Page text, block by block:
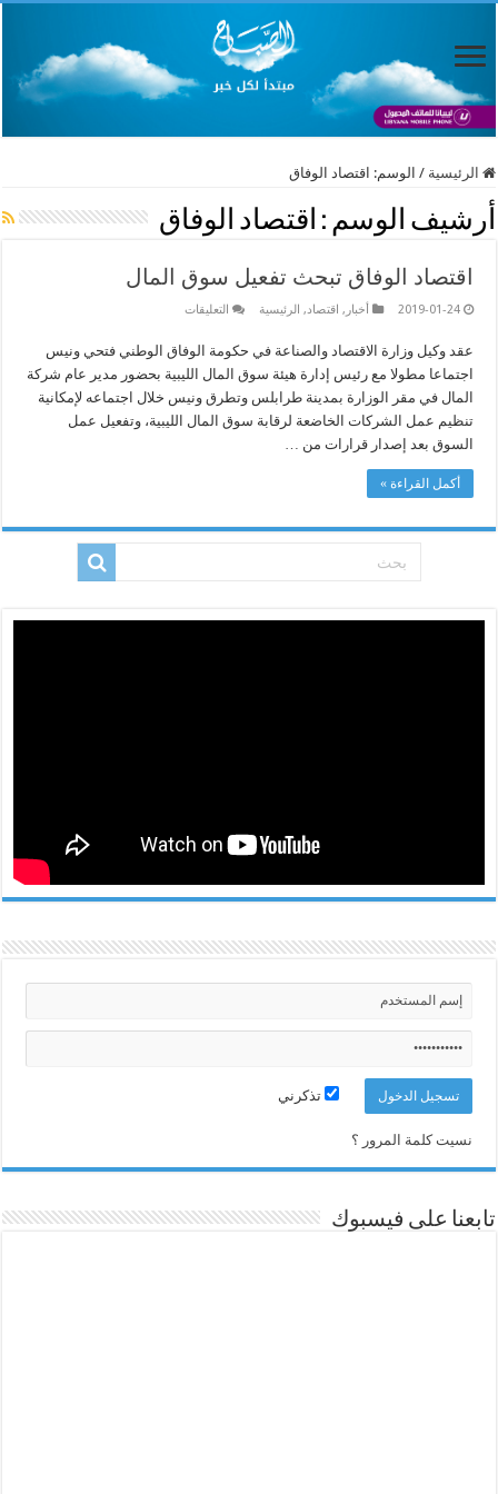
الرئيسية / الوسم: اقتصاد الوفاق
أرشيف الوسم : اقتصاد الوفاق
اقتصاد الوفاق تبحث تفعيل سوق المال
2019-01-24 أخبار , اقتصاد, الرئيسية التعليقات
تبحث
سوق
المال
مغلقة
عقد وكيل وزارة الاقتصاد والصناعة في حكومة الوفاق الوطني فتحي ونيس
اجتماعا مطولا مع رئيس إدارة هيئة سوق المال الليبية بحضور مدير عام شركة
المال في مقر الوزارة بمدينة طرابلس وتطرق ونيس خلال اجتماعه لإمكانية
تنظيم عمل الشركات الخاضعة لرقابة سوق المال الليبية، وتفعيل عمل
السوق بعد إصدار قرارات من …
أكمل القراءة »
تذكرني
نسيت كلمة المرور ؟
تابعنا على فيسبوك